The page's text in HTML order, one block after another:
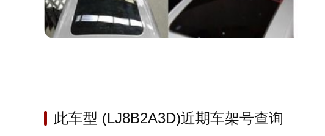
此车型 (LJ8B2A3D)近期车架号查询